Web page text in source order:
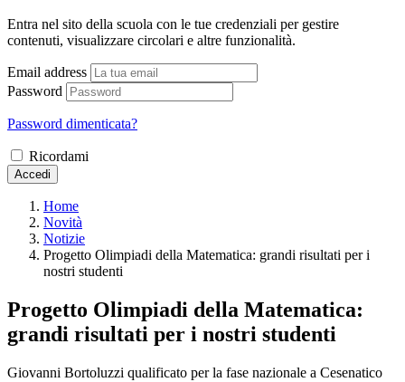
Entra nel sito della scuola con le tue credenziali per gestire
contenuti, visualizzare circolari e altre funzionalità.
Email address
Password
Password dimenticata?
Ricordami
Accedi
Home
Novità
Notizie
Progetto Olimpiadi della Matematica: grandi risultati per i
nostri studenti
Progetto Olimpiadi della Matematica:
grandi risultati per i nostri studenti
Giovanni Bortoluzzi qualificato per la fase nazionale a Cesenatico